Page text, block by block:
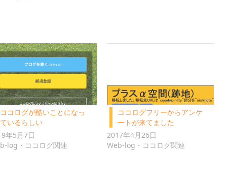
ココログが酷いことになっ
ているらしい
年5月7日
log・ココログ関連
ココログフリーからアンケ
ートが来てました
2017年4月26日
Web-log・ココログ関連